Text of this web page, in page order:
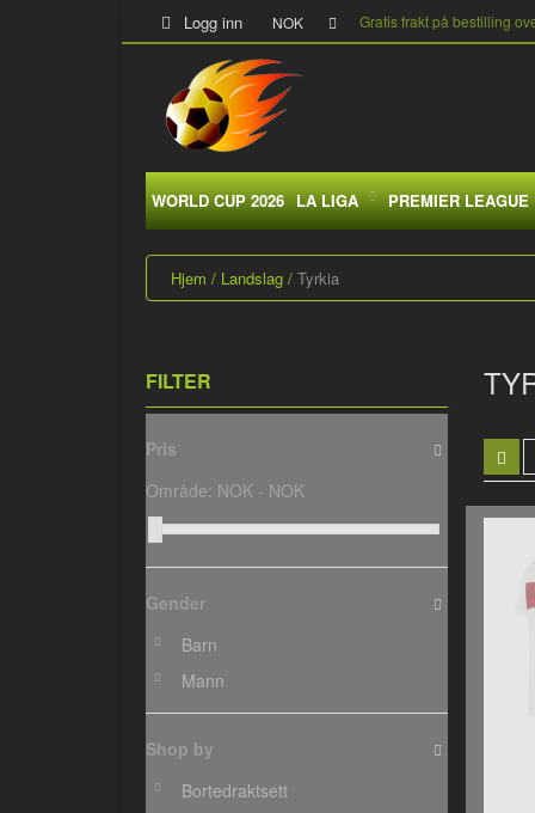
Logg inn NOK Gratis frakt på bestilling
WORLD CUP 2026 LA LIGA PREMIER LEAGUE
Hjem Landslag Tyrkia
FILTER
Pris
Område: NOK - NOK
Gender
Barn
Mann
Shop by
Bortedraktsett